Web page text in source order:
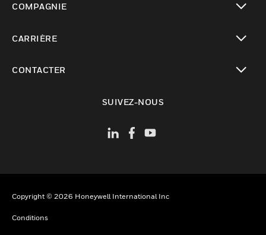
COMPAGNIE
CARRIÈRE
CONTACTER
SUIVEZ-NOUS
Copyright © 2026 Honeywell International Inc
Conditions